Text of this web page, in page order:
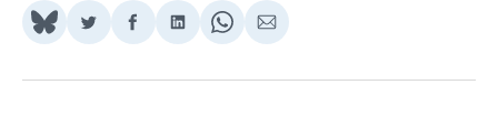
Share
BlueSky
Compartilhar
Twitter
Compartilhar
Facebook
Compartilhar
LinkedIn
Share
WhatsApp
Compartilhar
Email